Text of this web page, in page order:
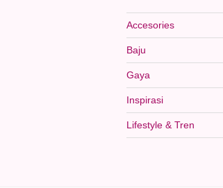
Accesories
Baju
Gaya
Inspirasi
Lifestyle & Tren